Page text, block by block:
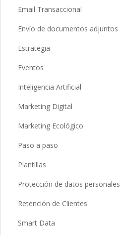
Email Transaccional
Envío de documentos adjuntos
Estrategia
Eventos
Inteligencia Artificial
Marketing Digital
Marketing Ecológico
Paso a paso
Plantillas
Protección de datos personales
Retención de Clientes
Smart Data